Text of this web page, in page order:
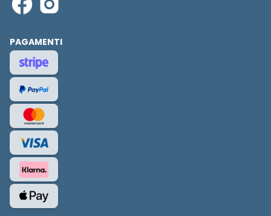
PAGAMENTI